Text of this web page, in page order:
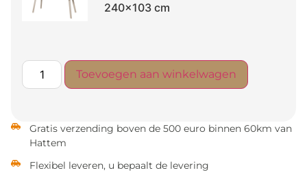
240x103 cm
Toevoegen aan winkelwagen
Gratis verzending boven de 500 euro binnen 60km van
Hattem
Flexibel leveren, u bepaalt de levering